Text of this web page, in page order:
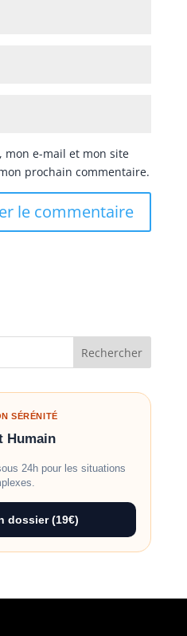
mon e-mail et mon site
prochain commentaire.
Rechercher
SÉRÉNITÉ
Humain
24h pour les situations
dossier (19€)